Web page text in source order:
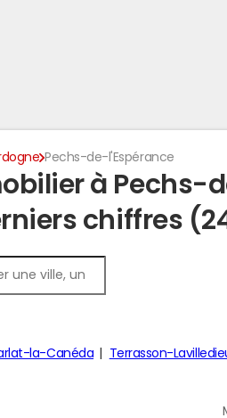
Pechs-de-l'Espérance
à Pechs-
chiffres
la-Canéda Terrasson-